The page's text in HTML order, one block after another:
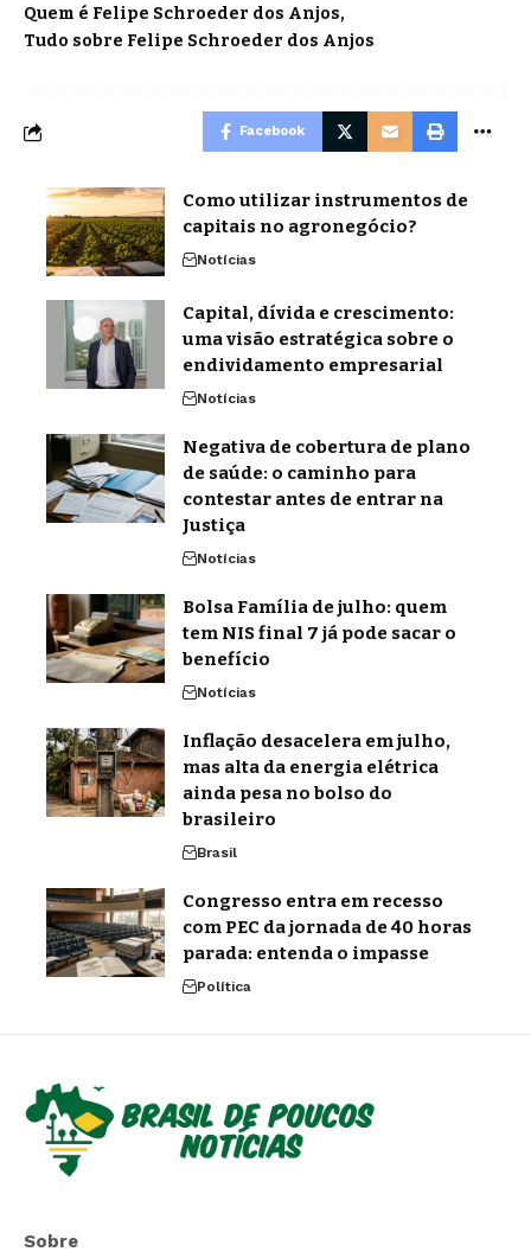
Quem é Felipe Schroeder dos Anjos
Tudo sobre Felipe Schroeder dos Anjos
Facebook
Como utilizar instrumentos de
capitais no agronegócio?
Notícias
Capital, dívida e crescimento:
uma visão estratégica sobre o
endividamento empresarial
Notícias
Negativa de cobertura de plano
de saúde: o caminho para
contestar antes de entrar na
Justiça
Notícias
Bolsa Família de julho: quem
tem NIS final 7 já pode sacar o
benefício
Notícias
Inflação desacelera em julho,
mas alta da energia elétrica
ainda pesa no bolso do
brasileiro
Brasil
Congresso entra em recesso
com PEC da jornada de 40 horas
parada: entenda o impasse
Política
Sobre